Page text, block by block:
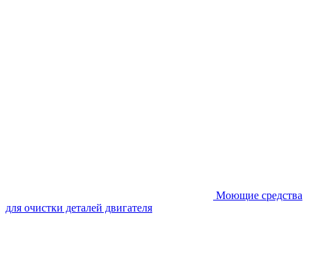
Моющие средства
для очистки деталей двигателя